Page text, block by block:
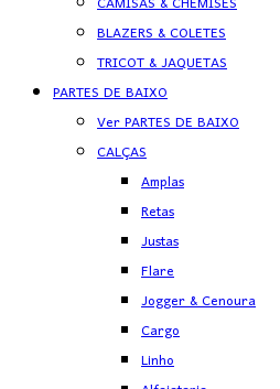
BLAZERS & COLETES
TRICOT & JAQUETAS
PARTES DE BAIXO
Ver PARTES DE BAIXO
CALÇAS
Amplas
Retas
Justas
Flare
Jogger & Cenoura
Cargo
Linho